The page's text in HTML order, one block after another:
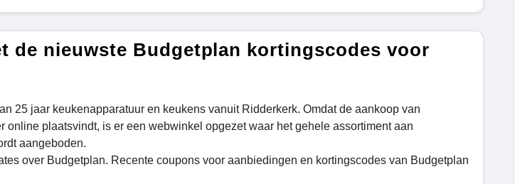
de nieuwste Budgetplan kortingscodes voor
25 jaar keukenapparatuur en keukens vanuit Ridderkerk. Omdat de aankoop van
online plaatsvindt, is er een webwinkel opgezet waar het gehele assortiment aan
aangeboden.
over Budgetplan. Recente coupons voor aanbiedingen en kortingscodes van Budgetplan